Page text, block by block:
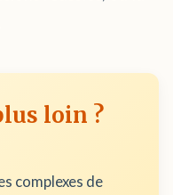
loin ?
complexes de